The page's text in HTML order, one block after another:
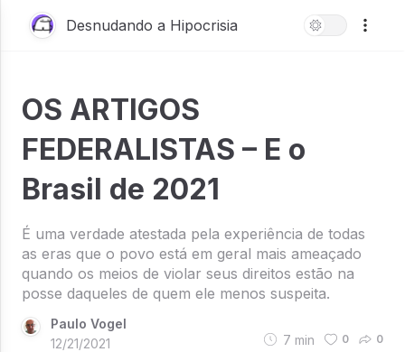
Desnudando a Hipocrisia
OS ARTIGOS
FEDERALISTAS – E o
Brasil de 2021
É uma verdade atestada pela experiência de todas
as eras que o povo está em geral mais ameaçado
quando os meios de violar seus direitos estão na
posse daqueles de quem ele menos suspeita.
Paulo Vogel
12/21/2021
7 min 0 0